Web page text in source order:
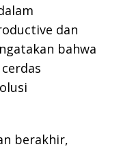
dan
bahwa
berakhir,